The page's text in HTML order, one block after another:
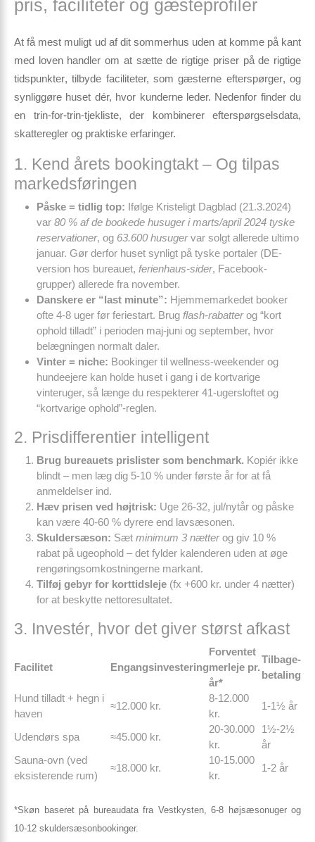
pris, faciliteter og gæsteprofiler
At få mest muligt ud af dit sommerhus uden at komme på kant
med loven handler om at sættede rigtige priser på de rigtige
tidspunkter, tilbyde faciliteter, som gæsterne efterspørger, og
synliggøre huset dér, hvor kunderne leder. Nedenfor finder du
en trin-for-trin-tjekliste, der kombinerer efterspørgsels­data,
skatteregler og praktiske erfaringer.
1. Kend årets bookingtakt – Og tilpas
markedsføringen
Påske = tidlig top: Ifølge Kristeligt Dagblad (21.3.2024)
var 80 % af de bookede husuger i marts/april 2024 tyske
reservationer, og 63.600 husugervar solgt allerede ultimo
januar. Gør derfor huset synligt på tyske portaler (DE-
version hos bureauet, ferienhaus-sider, Facebook-
grupper) allerede fra november.
Danskere er “last minute”: Hjemmemarkedet booker
ofte 4-8 uger før feriestart. Brug flash-rabatterog “kort
ophold tilladt” i perioden maj-juni og september, hvor
belægningen normalt daler.
Vinter = niche: Bookinger til wellness-weekender og
hundeejere kan holde huset i gang i de kortvarige
vinteruger, så længe du respekterer 41-ugersloftet og
“kortvarige ophold”-reglen.
2. Prisdifferentier intelligent
Brug bureauets prislister som benchmark. Kopiér ikke
blindt – men læg dig 5-10 % under første år for at få
anmeldelser ind.
Hæv prisen ved højtrisk: Uge 26-32, jul/nytår og påske
kan være 40-60 % dyrere end lavsæsonen.
Skuldersæson: Sæt minimum 3 nætterog giv 10 %
rabat på ugeophold – det fylder kalenderen uden at øge
rengørings­omkostningerne markant.
Tilføj gebyr for korttidsleje (fx +600 kr. under 4 nætter)
for at beskytte nettoresultatet.
3. Investér, hvor det giver størst afkast
Facilitet Engangsinvestering
Forventet
merleje pr.
år*
Tilbage­
betaling
Hund tilladt + hegn i
haven
≈12.000 kr.
8-12.000
kr.
1-1½ år
Udendørs spa ≈45.000 kr.
20-30.000
kr.
1½-2½
år
Sauna-ovn (ved
eksisterende rum)
≈18.000 kr.
10-15.000
kr.
1-2 år
*Skøn baseret på bureaudata fra Vestkysten, 6-8 højsæsonuger og
10-12 skuldersæson­bookinger.